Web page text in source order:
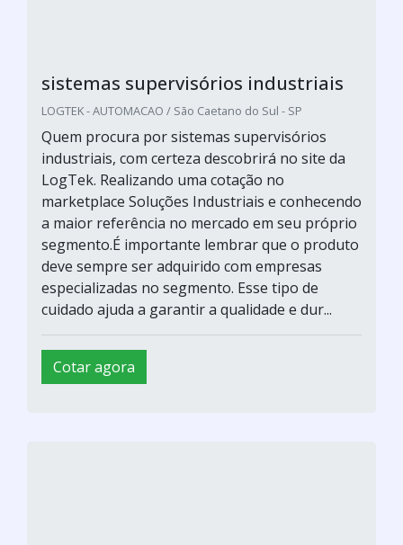
sistemas supervisórios industriais
LOGTEK - AUTOMACAO / São Caetano do Sul - SP
Quem procura por sistemas supervisórios
industriais, com certeza descobrirá no site da
LogTek. Realizando uma cotação no
marketplace Soluções Industriais e conhecendo
a maior referência no mercado em seu próprio
segmento.É importante lembrar que o produto
deve sempre ser adquirido com empresas
especializadas no segmento. Esse tipo de
cuidado ajuda a garantir a qualidade e dur...
Cotar agora